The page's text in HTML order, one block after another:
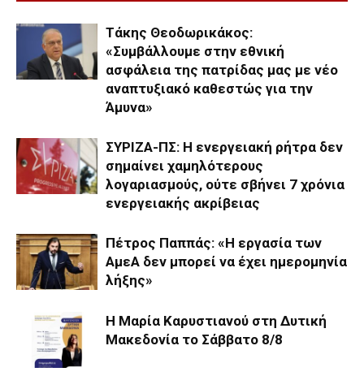
Τάκης Θεοδωρικάκος:
«Συμβάλλουμε στην εθνική
ασφάλεια της πατρίδας μας με νέο
αναπτυξιακό καθεστώς για την
Άμυνα»
ΣΥΡΙΖΑ-ΠΣ: Η ενεργειακή ρήτρα δεν
σημαίνει χαμηλότερους
λογαριασμούς, ούτε σβήνει 7 χρόνια
ενεργειακής ακρίβειας
Πέτρος Παππάς: «Η εργασία των
ΑμεΑ δεν μπορεί να έχει ημερομηνία
λήξης»
Η Μαρία Καρυστιανού στη Δυτική
Μακεδονία το Σάββατο 8/8